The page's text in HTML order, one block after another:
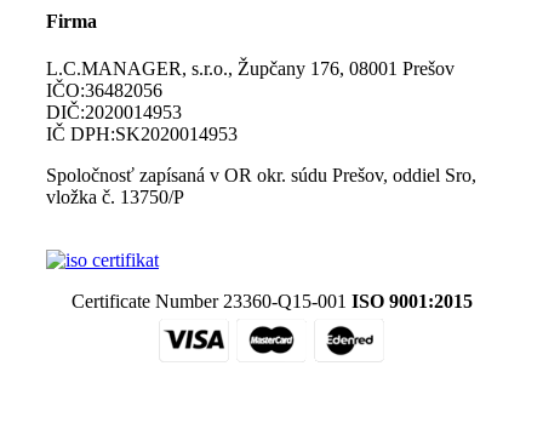
Firma
L.C.MANAGER, s.r.o., Župčany 176, 08001 Prešov
IČO:36482056
DIČ:2020014953
IČ DPH:SK2020014953
Spoločnosť zapísaná v OR okr. súdu Prešov, oddiel Sro,
vložka č. 13750/P
Certificate Number 23360-Q15-001 ISO 9001:2015